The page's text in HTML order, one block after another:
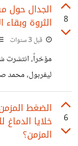
بهذا المتحور
إلى حدوث تغيير
يمكننا تذكر
8
الجدال حول
الثروة وبقاء
قبل 3 سنوات
مؤخراً، انتشرت
ليفربول، محمد
تباينت آراء
هناك من يُؤيد هذا
6 خلايا
المزمن؟